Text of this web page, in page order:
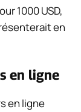
1000 USD,
en
en ligne
en ligne